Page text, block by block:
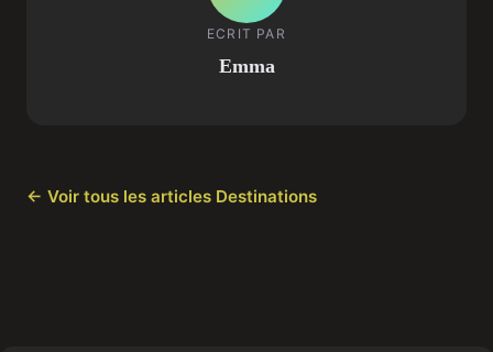
ECRIT PAR
Emma
← Voir tous les articles Destinations